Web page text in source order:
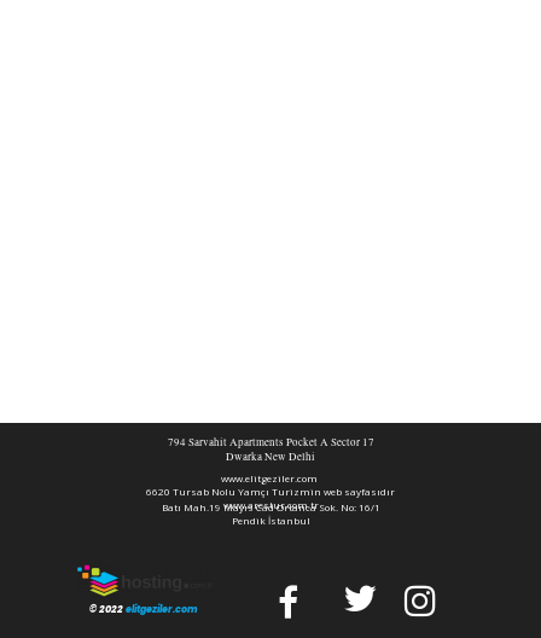
© 2022elitgeziler.com
Batı Mah.19 Mayıs Cad Ortanca Sok. No: 16/1
Pendik İstanbul
www.elitgeziler.com
6620 Tursab Nolu Yamçı Turizmin web sayfasıdır
www.arestur.com.tr
794 Sarvahit Apartments Pocket A Sector 17
Dwarka New Delhi